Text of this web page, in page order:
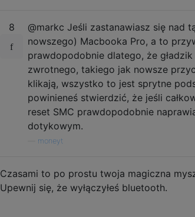
8
@markc Jeśli zastanawiasz się nad
nowszego) Macbooka Pro, a to
prawdopodobnie dlatego, że
zwrotnego, takiego jak nowsze
klikają, wszystko to jest sprytne
powinieneś stwierdzić, że jeśli
reset SMC prawdopodobnie
dotykowym.
moneyt
Czasami to po prostu twoja magiczna
Upewnij się, że wyłączyłeś bluetooth.